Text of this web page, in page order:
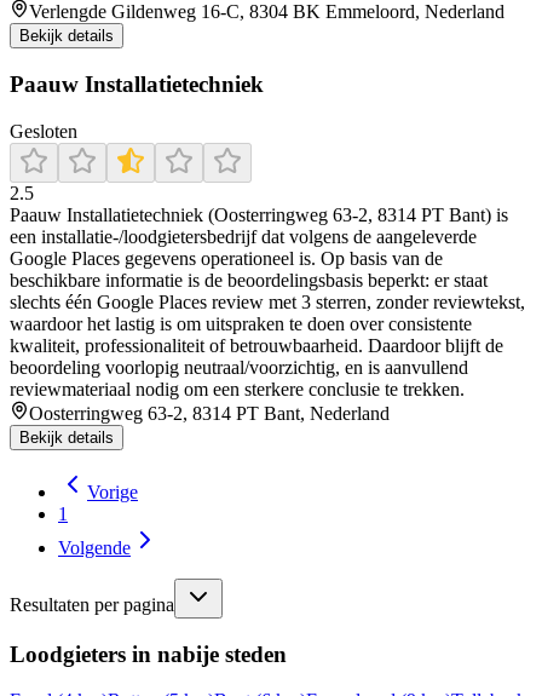
Verlengde Gildenweg 16-C, 8304 BK Emmeloord, Nederland
Bekijk details
Paauw Installatietechniek
Gesloten
2.5
Paauw Installatietechniek (Oosterringweg 63-2, 8314 PT Bant) is
een installatie-/loodgietersbedrijf dat volgens de aangeleverde
Google Places gegevens operationeel is. Op basis van de
beschikbare informatie is de beoordelingsbasis beperkt: er staat
slechts één Google Places review met 3 sterren, zonder reviewtekst,
waardoor het lastig is om uitspraken te doen over consistente
kwaliteit, professionaliteit of betrouwbaarheid. Daardoor blijft de
beoordeling voorlopig neutraal/voorzichtig, en is aanvullend
reviewmateriaal nodig om een sterkere conclusie te trekken.
Oosterringweg 63-2, 8314 PT Bant, Nederland
Bekijk details
Vorige
1
Volgende
Resultaten per pagina
Loodgieters in nabije steden